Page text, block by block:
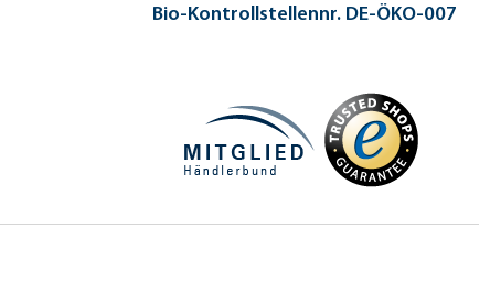
Bio-Kontrollstellennr. DE-ÖKO-007